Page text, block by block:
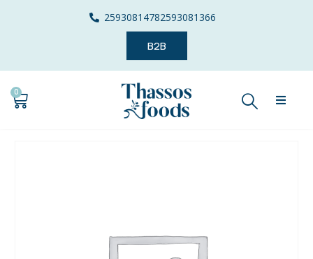
25930814782593081366
B2B
0